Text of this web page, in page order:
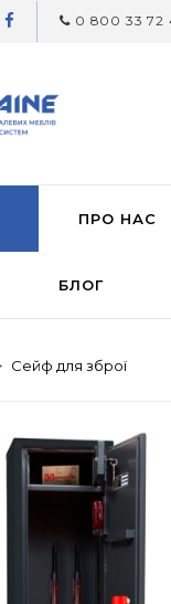
0 800 33 72
ПРО НАС
БЛОГ
Сейф для зброї